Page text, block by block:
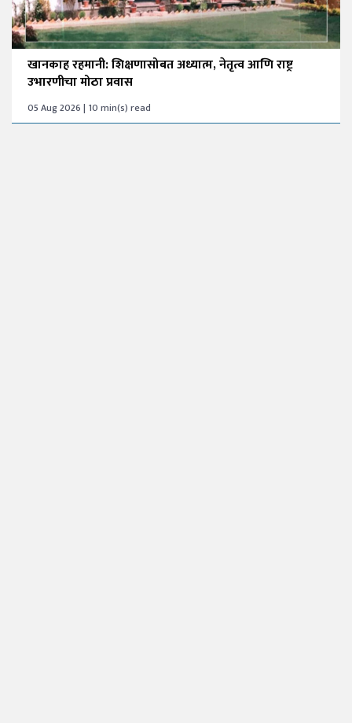
खानकाह रहमानी: शिक्षणासोबत अध्यात्म, नेतृत्व आणि राष्ट्र
उभारणीचा मोठा प्रवास
05 Aug 2026 | 10 min(s) read